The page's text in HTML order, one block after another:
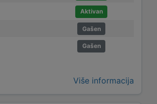
Aktivan
Gašen
Gašen
Više informacija